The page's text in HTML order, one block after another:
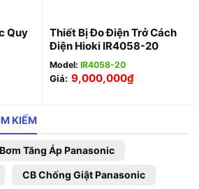
Quy
Thiết Bị Đo Điện Trở Cách
Điện Hioki IR4058-20
Model: IR4058-20
Giá: 9,000,000₫
KIẾM
Bơm Tăng Áp Panasonic
CB Chống Giật Panasonic